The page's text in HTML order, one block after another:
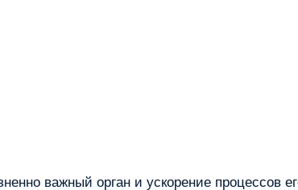
важный орган и ускорение процессов